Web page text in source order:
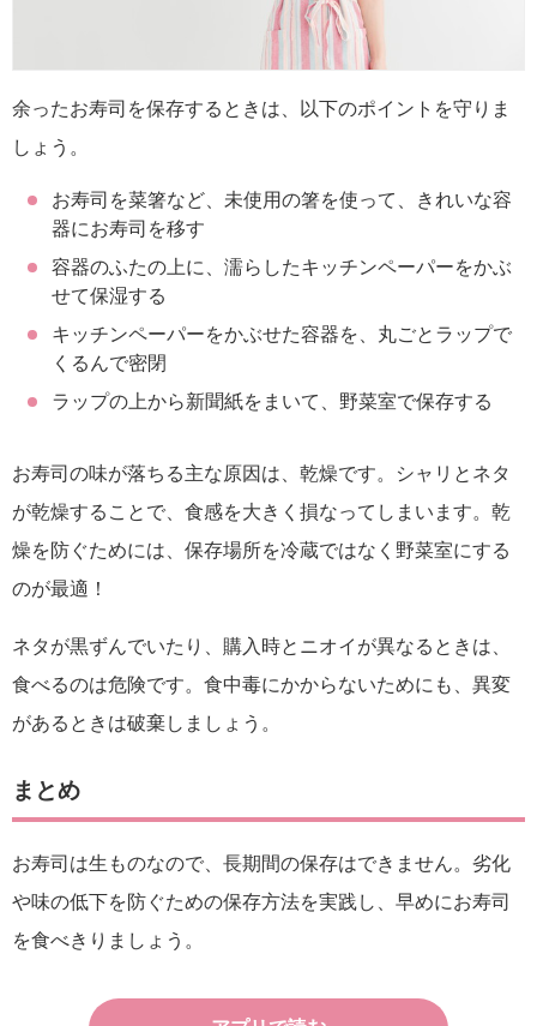
余ったお寿司を保存するときは、以下のポイントを守りま
しょう。
お寿司を菜箸など、未使用の箸を使って、きれいな容
器にお寿司を移す
容器のふたの上に、濡らしたキッチンペーパーをかぶ
せて保湿する
キッチンペーパーをかぶせた容器を、丸ごとラップで
くるんで密閉
ラップの上から新聞紙をまいて、野菜室で保存する
お寿司の味が落ちる主な原因は、乾燥です。シャリとネタ
が乾燥することで、食感を大きく損なってしまいます。乾
燥を防ぐためには、保存場所を冷蔵ではなく野菜室にする
のが最適！
ネタが黒ずんでいたり、購入時とニオイが異なるときは、
食べるのは危険です。食中毒にかからないためにも、異変
があるときは破棄しましょう。
まとめ
お寿司は生ものなので、長期間の保存はできません。劣化
や味の低下を防ぐための保存方法を実践し、早めにお寿司
を食べきりましょう。